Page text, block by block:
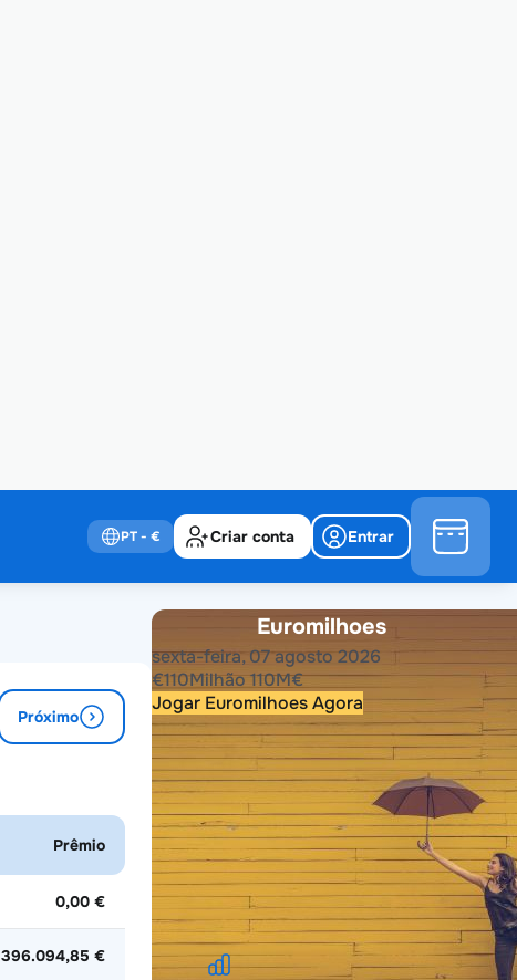
PT- € Criar conta Entrar
Próximo
Prêmio
0,00 €
396.094,85 €
Euromilhoes
sexta-feira, 07 agosto 2026
€110Milhão110M€
Jogar Euromilhoes Agora
Resultados anteriores
2026 2025 2024 2023 2022 2021
2020
2019 2018 2017 2016
2015
2014
2013 2012 2011 2010 2009
2008 2007 2006 2005 2004
Estatísticas do Euromilhoes